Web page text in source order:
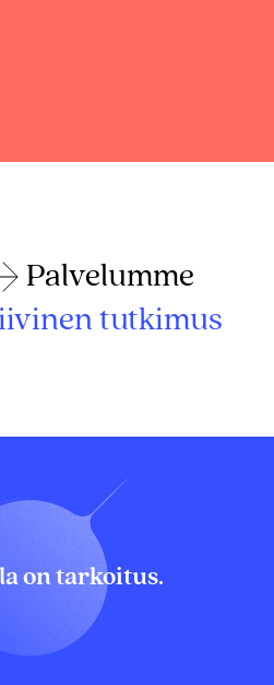
Palvelumme
tutkimus
on tarkoitus.